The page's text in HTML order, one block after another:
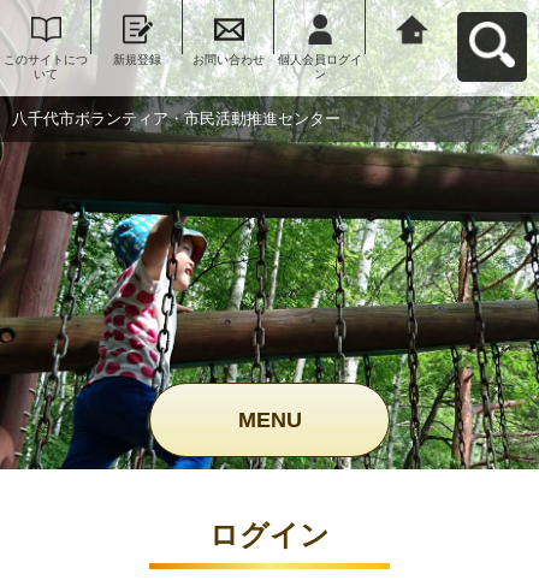
このサイトにつ
いて
新規登録 お問い合わせ
個人会員ログイ
ン
八千代市ボラン
ティア・市民活
動推進センター
へ戻る
八千代市ボランティア・市民活動推進センター
MENU
ログイン